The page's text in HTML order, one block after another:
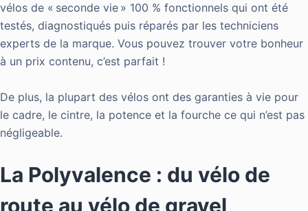
vélos de « seconde vie » 100 % fonctionnels qui ont été
testés, diagnostiqués puis réparés par les techniciens
experts de la marque. Vous pouvez trouver votre bonheur
à un prix contenu, c’est parfait !
De plus, la plupart des vélos ont des garanties à vie pour
le cadre, le cintre, la potence et la fourche ce qui n’est pas
négligeable.
La Polyvalence : du vélo de
route au vélo de gravel